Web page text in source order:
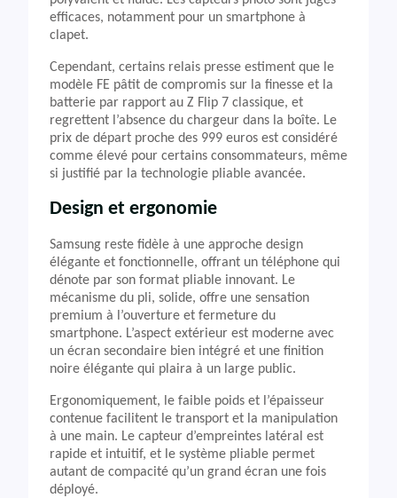
efficaces, notamment pour un smartphone à
clapet.
Cependant, certains relais presse estiment que le
modèle FE pâtit de compromis sur la finesse et la
batterie par rapport au Z Flip 7 classique, et
regrettent l’absence du chargeur dans la boîte. Le
prix de départ proche des 999 euros est considéré
comme élevé pour certains consommateurs, même
si justifié par la technologie pliable avancée.
Design et ergonomie
Samsung reste fidèle à une approche design
élégante et fonctionnelle, offrant un téléphone qui
dénote par son format pliable innovant. Le
mécanisme du pli, solide, offre une sensation
premium à l’ouverture et fermeture du
smartphone. L’aspect extérieur est moderne avec
un écran secondaire bien intégré et une finition
noire élégante qui plaira à un large public.
Ergonomiquement, le faible poids et l’épaisseur
contenue facilitent le transport et la manipulation
à une main. Le capteur d’empreintes latéral est
rapide et intuitif, et le système pliable permet
autant de compacité qu’un grand écran une fois
déployé.